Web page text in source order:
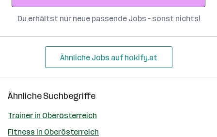
Du erhältst nur neue passende Jobs – sonst nichts!
Ähnliche Jobs auf hokify.at
Ähnliche Suchbegriffe
Trainer in Oberösterreich
Fitness in Oberösterreich